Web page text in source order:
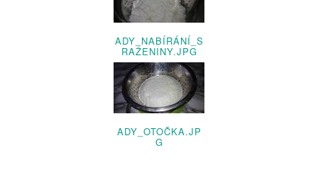
ADY_NABÍRÁNÍ_S
RAŽENINY.JPG
ADY_OTOČKA.JP
G